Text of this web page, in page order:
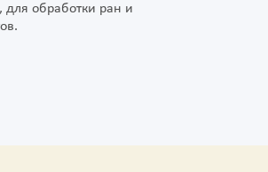
обработки ран и